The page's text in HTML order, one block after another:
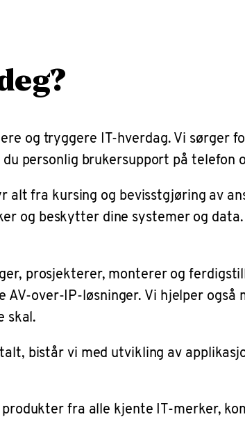
og tryggere IT-hverdag. Vi sørger
personlig brukersupport på telefon
alt fra kursing og bevisstgjøring av
og beskytter dine systemer og
prosjekterer, monterer og
over-IP-løsninger. Vi hjelper
skal.
bistår vi med utvikling av
fra alle kjente IT-merker,